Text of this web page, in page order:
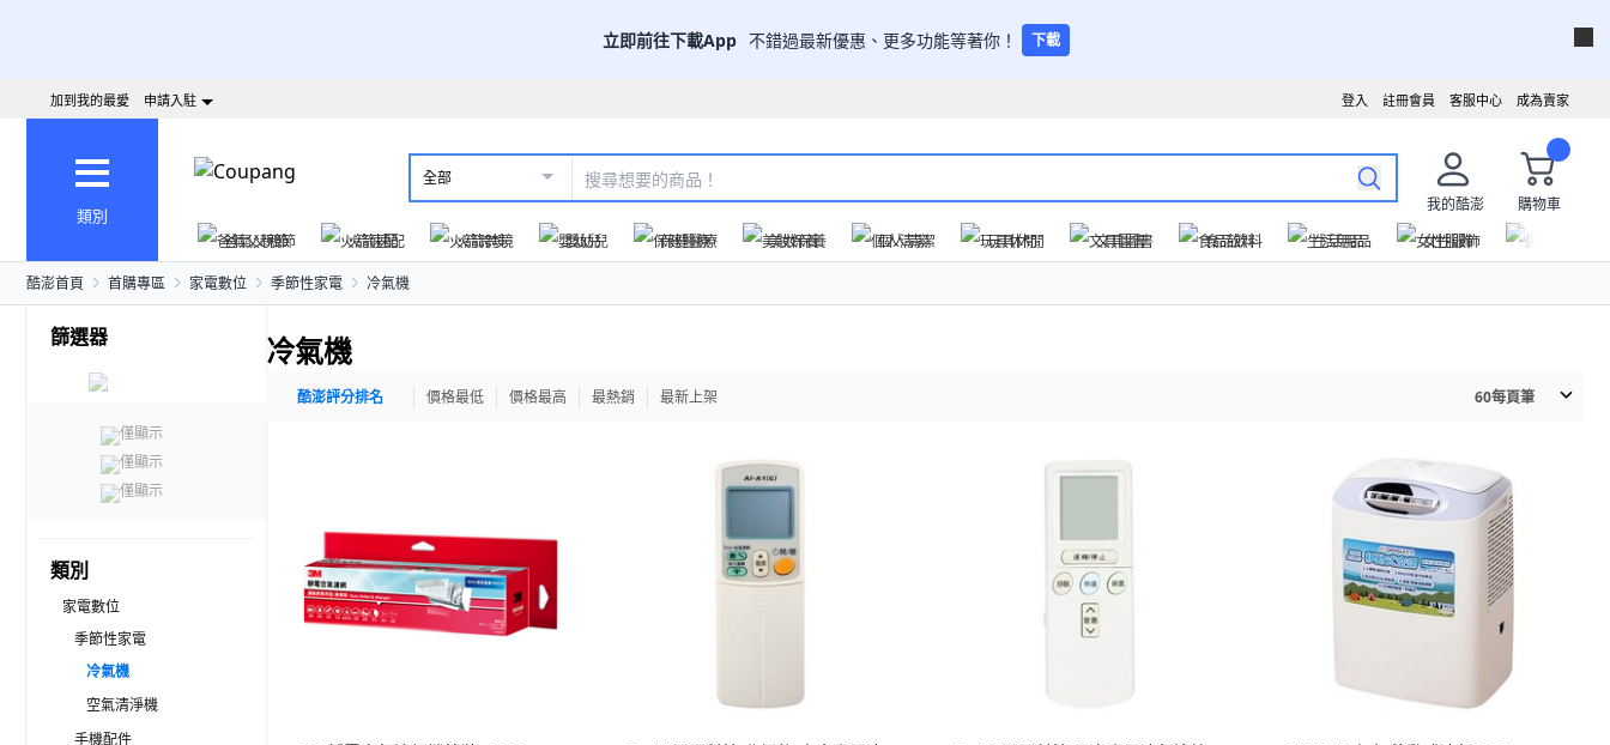
立即前往下載App 不錯過最新優惠、更多功能等著你！ 下載
成為賣家
客服中心
註冊會員
登入
加到我的最愛 申請入駐
類別
全部
我的酷澎
購物車
爸氣父親節
火箭速配 火箭跨境 嬰幼兒 保健醫療 美妝保養 個人清潔 玩具休閒 文具圖書 食品飲料 生活用品 女性服飾
酷澎首頁 首購專區 家電數位 季節性家電 冷氣機
篩選器
僅顯示
僅顯示
僅顯示
類別
家電數位
季節性家電
冷氣機
空氣清淨機
手機配件
冷氣機
酷澎評分排名 價格最低 價格最高 最熱銷 最新上架 60每頁筆